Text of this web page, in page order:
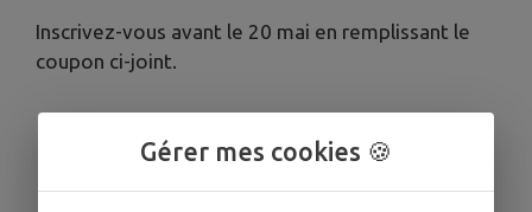
Inscrivez-vous avant le 20 mai en remplissant le
coupon ci-joint.
Gérer mes cookies 🍪